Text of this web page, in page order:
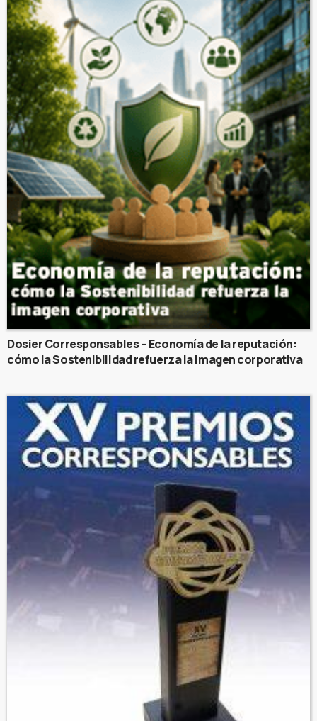
Dosier Corresponsables – Economía de la reputación:
cómo la Sostenibilidad refuerza la imagen corporativa